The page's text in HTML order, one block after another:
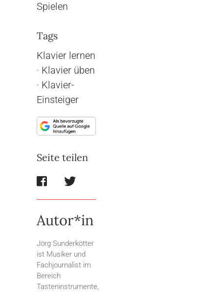
Spielen
Tags
Klavier lernen
· Klavier üben
· Klavier-
Einsteiger
Seite teilen
Autor*in
Jörg Sunderkötter
ist Musiker und
Fachjournalist im
Bereich
Tasteninstrumente,